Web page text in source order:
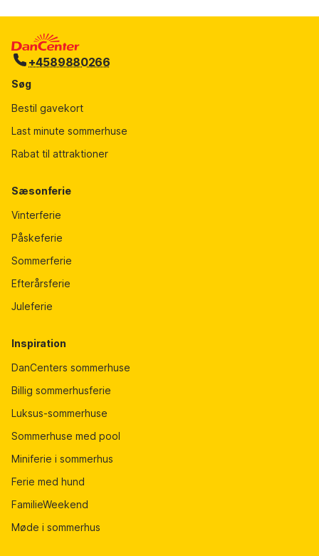
+4589880266
Søg
Bestil gavekort
Last minute sommerhuse
Rabat til attraktioner
Sæsonferie
Vinterferie
Påskeferie
Sommerferie
Efterårsferie
Juleferie
Inspiration
DanCenters sommerhuse
Billig sommerhusferie
Luksus-sommerhuse
Sommerhuse med pool
Miniferie i sommerhus
Ferie med hund
FamilieWeekend
Møde i sommerhus